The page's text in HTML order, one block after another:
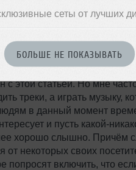
сеты от лучших
БОЛЬШЕ НЕ ПОКАЗЫВАТЬ
#
с этой статьёй. Но мне
треки, а играть музыку,
в данный момент
и пусть какой-
хорошо слышно. Причём
от некоторых своих
попросят включить, что